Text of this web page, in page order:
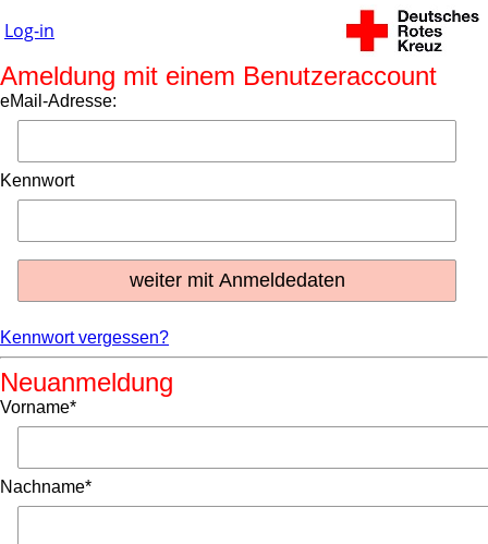
Log-in
Ameldung mit einem Benutzeraccount
eMail-Adresse:
Kennwort
Kennwort vergessen?
Neuanmeldung
Vorname*
Nachname*